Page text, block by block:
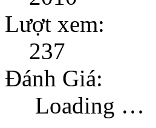
Lượt xem:
237
Đánh Giá:
Loading …